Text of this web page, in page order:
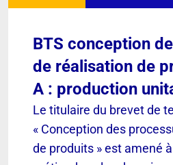
BTS conception
de réalisation de
A : production
Le titulaire du brevet de
« Conception des
de produits » est amené